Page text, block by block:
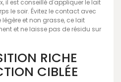
il est conseillé d'appliquer le lait
le soir. Évitez le contact avec
légère et non grasse, ce lait
et ne laisse pas de résidu sur
RICHE
CIBLÉE